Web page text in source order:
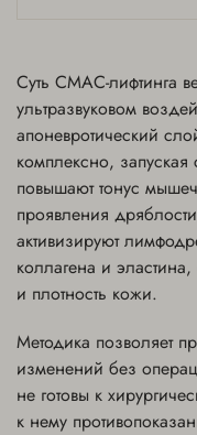
Суть СМАС-лифтинга
ультразвуковом
апоневротический
комплексно,
повышают тонус
проявления
активизируют
коллагена и
и плотность кожи.
Методика позволяет
изменений без
не готовы к
к нему